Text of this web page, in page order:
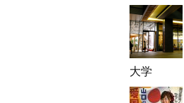
大学